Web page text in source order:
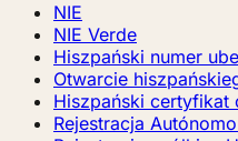
NIE
NIE Verde
Hiszpański numer
Otwarcie
Hiszpański certyfikat
Rejestracja